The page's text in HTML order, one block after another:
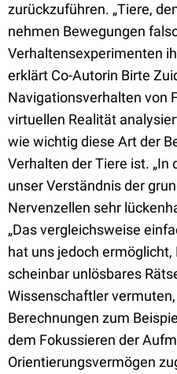
zurückzuführen. „Tiere,
nehmen Bewegungen
Verhaltensexperimenten
erklärt Co-Autorin Birte
Navigationsverhalten von
virtuellen Realität
wie wichtig diese Art der
Verhalten der Tiere ist. „In
unser Verständnis der
Nervenzellen sehr
„Das vergleichsweise
hat uns jedoch ermöglicht,
scheinbar unlösbares
Wissenschaftler
Berechnungen zum
dem Fokussieren der
Orientierungsvermögen